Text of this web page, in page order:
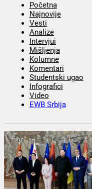
Početna
Najnovije
Vesti
Analize
Intervjui
Mišljenja
Kolumne
Komentari
Studentski ugao
Infografici
Video
EWB Srbija